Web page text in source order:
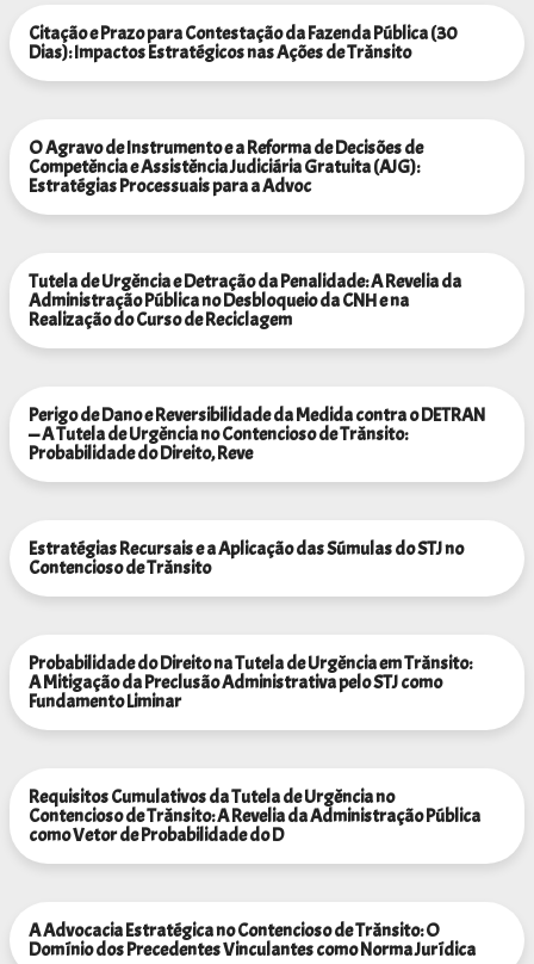
Citação e Prazo para Contestação da Fazenda Pública (30
Dias): Impactos Estratégicos nas Ações de Trânsito
O Agravo de Instrumento e a Reforma de Decisões de
Competência e Assistência Judiciária Gratuita (AJG):
Estratégias Processuais para a Advoc
Tutela de Urgência e Detração da Penalidade: A Revelia da
Administração Pública no Desbloqueio da CNH e na
Realização do Curso de Reciclagem
Perigo de Dano e Reversibilidade da Medida contra o DETRAN
— A Tutela de Urgência no Contencioso de Trânsito:
Probabilidade do Direito, Reve
Estratégias Recursais e a Aplicação das Súmulas do STJ no
Contencioso de Trânsito
Probabilidade do Direito na Tutela de Urgência em Trânsito:
A Mitigação da Preclusão ​​​Administrativa pelo STJ como
Fundamento Liminar
Requisitos Cumulativos da Tutela de Urgência no
Contencioso de Trânsito: A Revelia da Administração Pública
como Vetor de Probabilidade do D
A Advocacia Estratégica no Contencioso de Trânsito: O
Domínio dos Precedentes Vinculantes como Norma Jurídica